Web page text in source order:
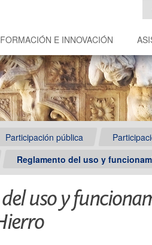
E INNOVACIÓN
Participación pública
Reglamento del uso y
uso y